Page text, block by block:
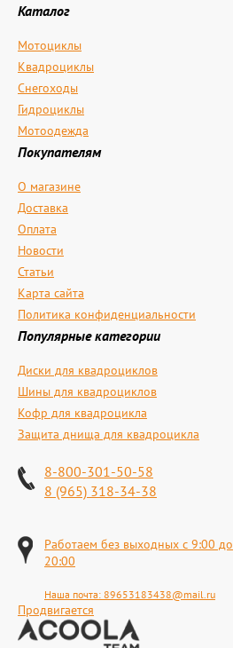
Каталог
Мотоциклы
Квадроциклы
Снегоходы
Гидроциклы
Мотоодежда
Покупателям
О магазине
Доставка
Оплата
Новости
Статьи
Карта сайта
Политика конфиденциальности
Популярные категории
Диски для квадроциклов
Шины для квадроциклов
Кофр для квадроцикла
Защита днища для квадроцикла
8-800-301-50-58
8 (965) 318-34-38
Работаем без выходных с 9:00 до
20:00
Наша почта: 89653183438@mail.ru
Продвигается